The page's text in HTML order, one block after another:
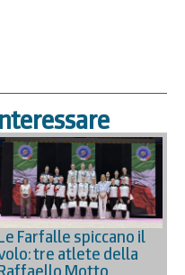
Farfalle spiccano il
tre atlete della